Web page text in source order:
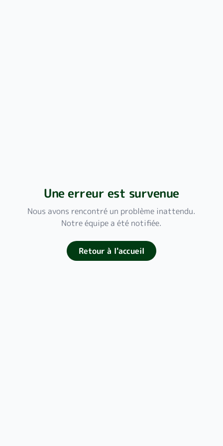
Une erreur est survenue
Nous avons rencontré un problème inattendu.
Notre équipe a été notifiée.
Retour à l'accueil